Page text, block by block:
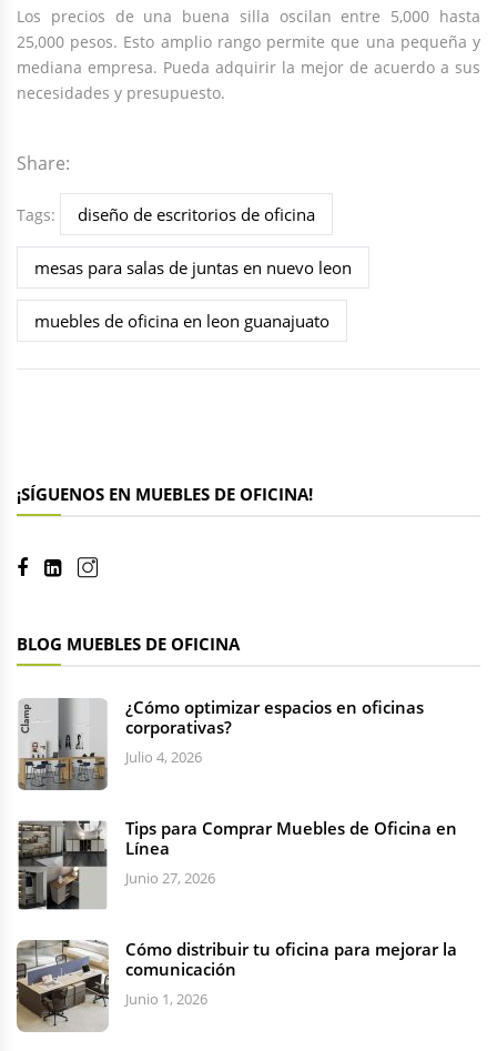
Los precios de una buena silla oscilan entre 5,000 hasta
25,000 pesos. Esto amplio rango permite que una pequeña y
mediana empresa. Pueda adquirir la mejor de acuerdo a sus
necesidades y presupuesto.
Share:
Tags: diseño de escritorios de oficina
mesas para salas de juntas en nuevo leon
muebles de oficina en leon guanajuato
¡SÍGUENOS EN MUEBLES DE OFICINA!
BLOG MUEBLES DE OFICINA
¿Cómo optimizar espacios en oficinas
corporativas?
Julio 4, 2026
Tips para Comprar Muebles de Oficina en
Línea
Junio 27, 2026
Cómo distribuir tu oficina para mejorar la
comunicación
Junio 1, 2026